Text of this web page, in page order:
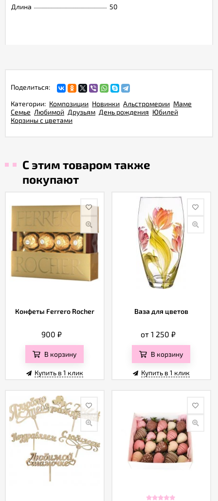
Длина 50
Поделиться:
Категории: Композиции Новинки Альстромерии Маме
Семье Любимой Друзьям День рождения Юбилей
Корзины с цветами
С этим товаром также
покупают
Конфеты Ferrero Rocher
900₽
В корзину
Купить в 1 клик
Ваза для цветов
от 1 250₽
В корзину
Купить в 1 клик